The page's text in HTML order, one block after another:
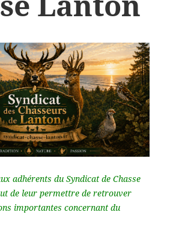
adhérents du Syndicat de Chasse
de leur permettre de retrouver
importantes concernant du